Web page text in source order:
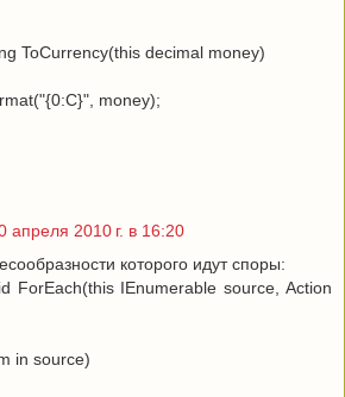
ToCurrency(this decimal money)
money);
апреля 2010 г. в 16:20
которого идут споры:
ForEach(this IEnumerable source, Action
in source)